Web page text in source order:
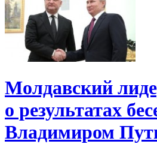
Молдавский
о результатах
Владимиром